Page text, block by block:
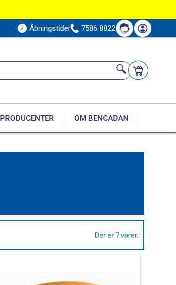
Åbningstider 7586 8822
PRODUCENTER OM BENCADAN
Der er 7 varer.